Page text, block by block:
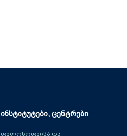
ინსტიტუტები, ცენტრები
ფილოსოფიისა და